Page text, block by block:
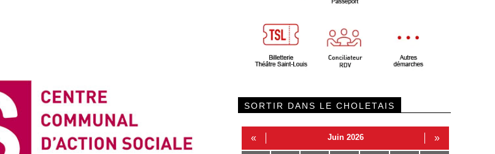
SORTIR DANS LE CHOLETAIS
« Juin 2026 »